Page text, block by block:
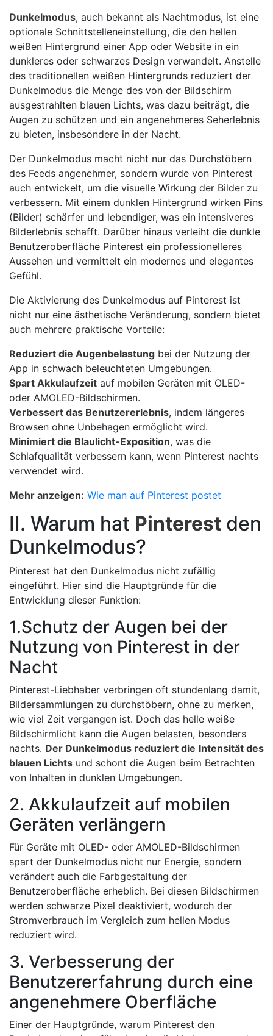
Dunkelmodus, auch bekannt als Nachtmodus, ist eine
optionale Schnittstelleneinstellung, die den hellen
weißen Hintergrund einer App oder Website in ein
dunkleres oder schwarzes Design verwandelt. Anstelle
des traditionellen weißen Hintergrunds reduziert der
Dunkelmodus die Menge des von der Bildschirm
ausgestrahlten blauen Lichts, was dazu beiträgt, die
Augen zu schützen und ein angenehmeres Seherlebnis
zu bieten, insbesondere in der Nacht.
Der Dunkelmodus macht nicht nur das Durchstöbern
des Feeds angenehmer, sondern wurde von Pinterest
auch entwickelt, um die visuelle Wirkung der Bilder zu
verbessern. Mit einem dunklen Hintergrund wirken Pins
(Bilder) schärfer und lebendiger, was ein intensiveres
Bilderlebnis schafft. Darüber hinaus verleiht die dunkle
Benutzeroberfläche Pinterest ein professionelleres
Aussehen und vermittelt ein modernes und elegantes
Gefühl.
Die Aktivierung des Dunkelmodus auf Pinterest ist
nicht nur eine ästhetische Veränderung, sondern bietet
auch mehrere praktische Vorteile:
Reduziert die Augenbelastung bei der Nutzung der
App in schwach beleuchteten Umgebungen.
Spart Akkulaufzeit auf mobilen Geräten mit OLED-
oder AMOLED-Bildschirmen.
Verbessert das Benutzererlebnis, indem längeres
Browsen ohne Unbehagen ermöglicht wird.
Minimiert die Blaulicht-Exposition, was die
Schlafqualität verbessern kann, wenn Pinterest nachts
verwendet wird.
Mehr anzeigen: Wie man auf Pinterest postet
II. Warum hat Pinterest den
Dunkelmodus?
Pinterest hat den Dunkelmodus nicht zufällig
eingeführt. Hier sind die Hauptgründe für die
Entwicklung dieser Funktion:
1.Schutz der Augen bei der
Nutzung von Pinterest in der
Nacht
Pinterest-Liebhaber verbringen oft stundenlang damit,
Bildersammlungen zu durchstöbern, ohne zu merken,
wie viel Zeit vergangen ist. Doch das helle weiße
Bildschirmlicht kann die Augen belasten, besonders
nachts. Der Dunkelmodus reduziert die Intensität des
blauen Lichts und schont die Augen beim Betrachten
von Inhalten in dunklen Umgebungen.
2. Akkulaufzeit auf mobilen
Geräten verlängern
Für Geräte mit OLED- oder AMOLED-Bildschirmen
spart der Dunkelmodus nicht nur Energie, sondern
verändert auch die Farbgestaltung der
Benutzeroberfläche erheblich. Bei diesen Bildschirmen
werden schwarze Pixel deaktiviert, wodurch der
Stromverbrauch im Vergleich zum hellen Modus
reduziert wird.
3. Verbesserung der
Benutzererfahrung durch eine
angenehmere Oberfläche
Einer der Hauptgründe, warum Pinterest den